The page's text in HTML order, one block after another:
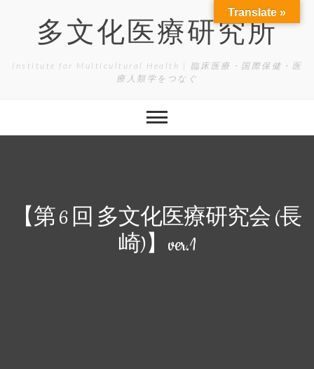
content多文化医療研究所
Institute for Multicultural Health | 臨床医療・国際保健・医
療人類学をつなぐ
【第 6 回 多文化医療研究会 (長
崎)】ver.1
Translate »